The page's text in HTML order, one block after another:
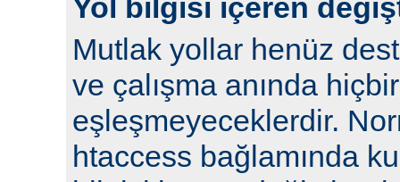
Yol bilgisi içeren
Mutlak yollar henüz
ve çalışma anında
eşleşmeyeceklerdir.
htaccess bağlamında